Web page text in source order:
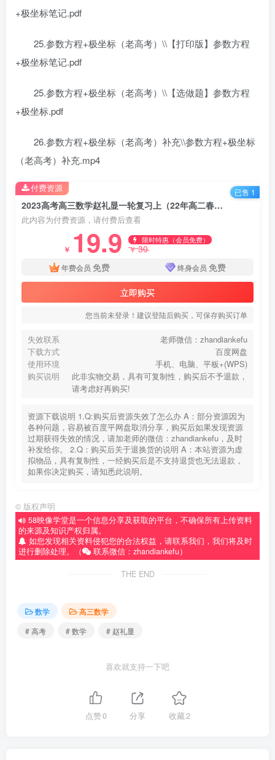
+极坐标笔记.pdf
25.参数方程+极坐标（老高考）\\【打印版】参数方程
+极坐标笔记.pdf
25.参数方程+极坐标（老高考）\\【选做题】参数方程
+极坐标.pdf
26.参数方程+极坐标（老高考）补充\\参数方程+极坐标
（老高考）补充.mp4
2023高考高三数学赵礼显一轮复习上（22年高二春季）百度网盘分享下载
此内容为付费资源，请付费后查看
￥ 19.9 限时特惠（会员免费）
￥30
年费会员 免费 终身会员 免费
立即购买
您当前未登录！建议登陆后购买，可保存购买订单
失效联系
老师微信：zhandiankefu
下载方式
百度网盘
使用环境
手机、电脑、平板+(WPS)
购买说明
此非实物交易，具有可复制性，购买后不予退款，
请考虑好再购买!
资源下载说明 1.Q:购买后资源失效了怎么办 A：部分资源因为
各种问题，容易被百度平网盘取消分享，购买后如果发现资源
过期获得失效的情况，请加老师的微信：zhandiankefu，及时
补发给你。 2.Q：购买后关于退换货的说明 A：本站资源为虚
拟物品，具有复制性，一经购买后是不支持退货也无法退款，
如果你决定购买，请知悉此说明。
付费资源 已售 1
© 版权声明
58映像学堂是一个信息分享及获取的平台，不确保所有上传资料
的来源及知识产权归属。
如您发现相关资料侵犯您的合法权益，请联系我们，我们将及时
进行删除处理。（
联系微信：zhandiankefu）
THE END
数学
高三数学
# 高考
# 数学 # 赵礼显
喜欢就支持一下吧
点赞0 分享 收藏2